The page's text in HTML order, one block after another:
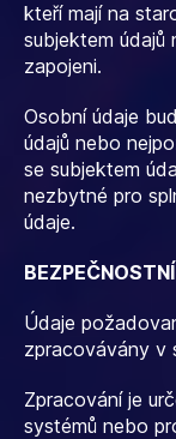
kteří mají na
subjektem
zapojeni.
Osobní údaje
údajů nebo
se subjektem
nezbytné pro
údaje.
BEZPEČNOSTNÍ
Údaje
zpracovávány v
Zpracování je
systémů nebo